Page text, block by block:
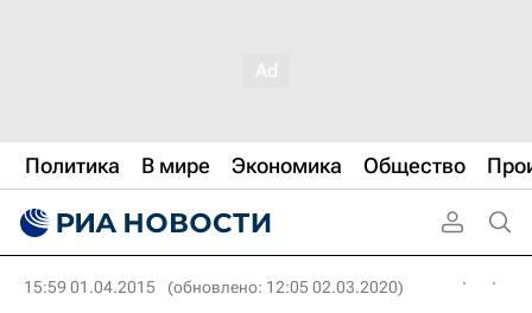
Политика В мире Экономика Общество
15:59 01.04.2015 (обновлено: 12:05 02.03.2020)